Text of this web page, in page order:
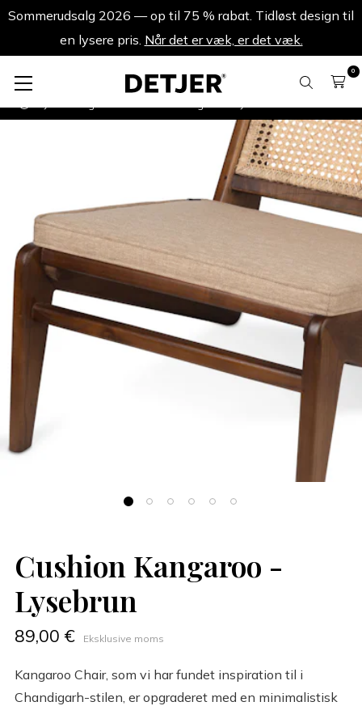
Sommerudsalg 2026 — op til 75 % rabat. Tidløst design til
en lysere pris. Når det er væk, er det væk.
0
Cushion Kangaroo -
Lysebrun
89,00 € Eksklusive moms
Kangaroo Chair, som vi har fundet inspiration til i
Chandigarh-stilen, er opgraderet med en minimalistisk